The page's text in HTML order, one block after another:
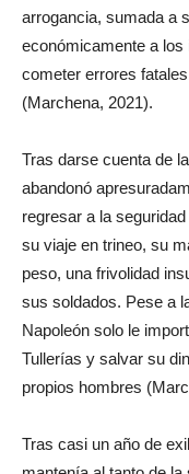
arrogancia, sumada a
económicamente a los
cometer errores
(Marchena, 2021).
Tras darse cuenta de
abandonó
regresar a la
su viaje en trineo, su
peso, una frivolidad
sus soldados. Pese a
Napoleón solo le
Tullerías y salvar su
propios hombres
Tras casi un año de